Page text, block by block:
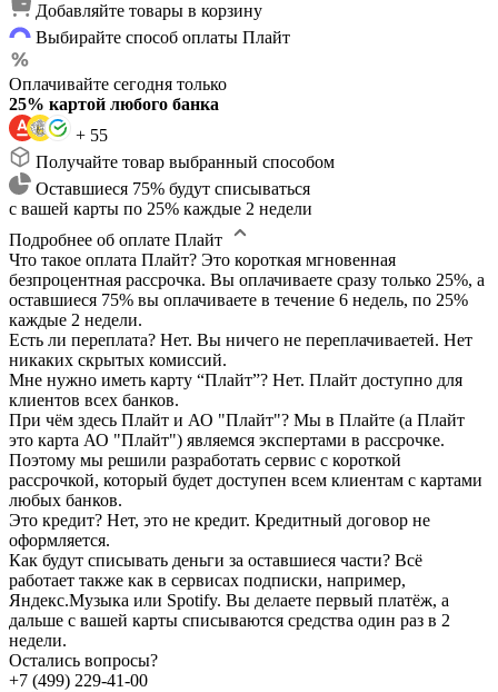
Добавляйте товары в корзину
Выбирайте способ оплаты Плайт
Оплачивайте сегодня только
25% картой любого банка
+ 55
Получайте товар выбранный способом
Оставшиеся 75% будут списываться
с вашей карты по 25% каждые 2 недели
Подробнее об оплате Плайт
Что такое оплата Плайт? Это короткая мгновенная
безпроцентная рассрочка. Вы оплачиваете сразу только 25%, а
оставшиеся 75% вы оплачиваете в течение 6 недель, по 25%
каждые 2 недели.
Есть ли переплата? Нет. Вы ничего не переплачиваетей. Нет
никаких скрытых комиссий.
Мне нужно иметь карту “Плайт”? Нет. Плайт доступно для
клиентов всех банков.
При чём здесь Плайт и АО "Плайт"? Мы в Плайте (а Плайт
это карта АО "Плайт") являемся экспертами в рассрочке.
Поэтому мы решили разработать сервис с короткой
рассрочкой, который будет доступен всем клиентам с картами
любых банков.
Это кредит? Нет, это не кредит. Кредитный договор не
оформляется.
Как будут списывать деньги за оставшиеся части? Всё
работает также как в сервисах подписки, например,
Яндекс.Музыка или Spotify. Вы делаете первый платёж, а
дальше с вашей карты списываются средства один раз в 2
недели.
Остались вопросы?
+7 (499) 229-41-00